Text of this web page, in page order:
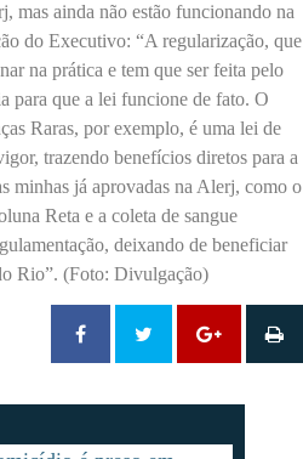
mas ainda não estão funcionando na
do Executivo: “A regularização, que
na prática e tem que ser feita pelo
para que a lei funcione de fato. O
Raras, por exemplo, é uma lei de
trazendo benefícios diretos para a
minhas já aprovadas na Alerj, como o
Reta e a coleta de sangue
deixando de beneficiar
Rio”. (Foto: Divulgação)